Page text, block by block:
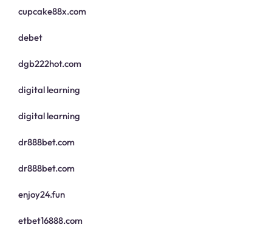
cupcake88x.com
debet
dgb222hot.com
digital learning
digital learning
dr888bet.com
dr888bet.com
enjoy24.fun
etbet16888.com